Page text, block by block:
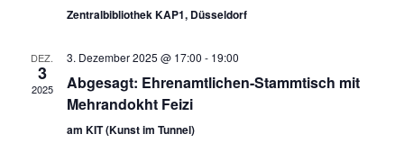
Zentralbibliothek KAP1, Düsseldorf
DEZ.
3
2025
3. Dezember 2025 @ 17:00 - 19:00
Abgesagt: Ehrenamtlichen-Stammtisch mit
Mehrandokht Feizi
am KIT (Kunst im Tunnel)